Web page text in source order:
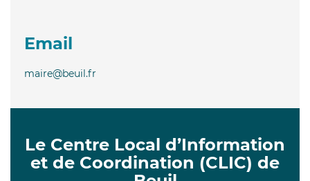
Email
maire@beuil.fr
Le Centre Local d’Information
et de Coordination (CLIC) de